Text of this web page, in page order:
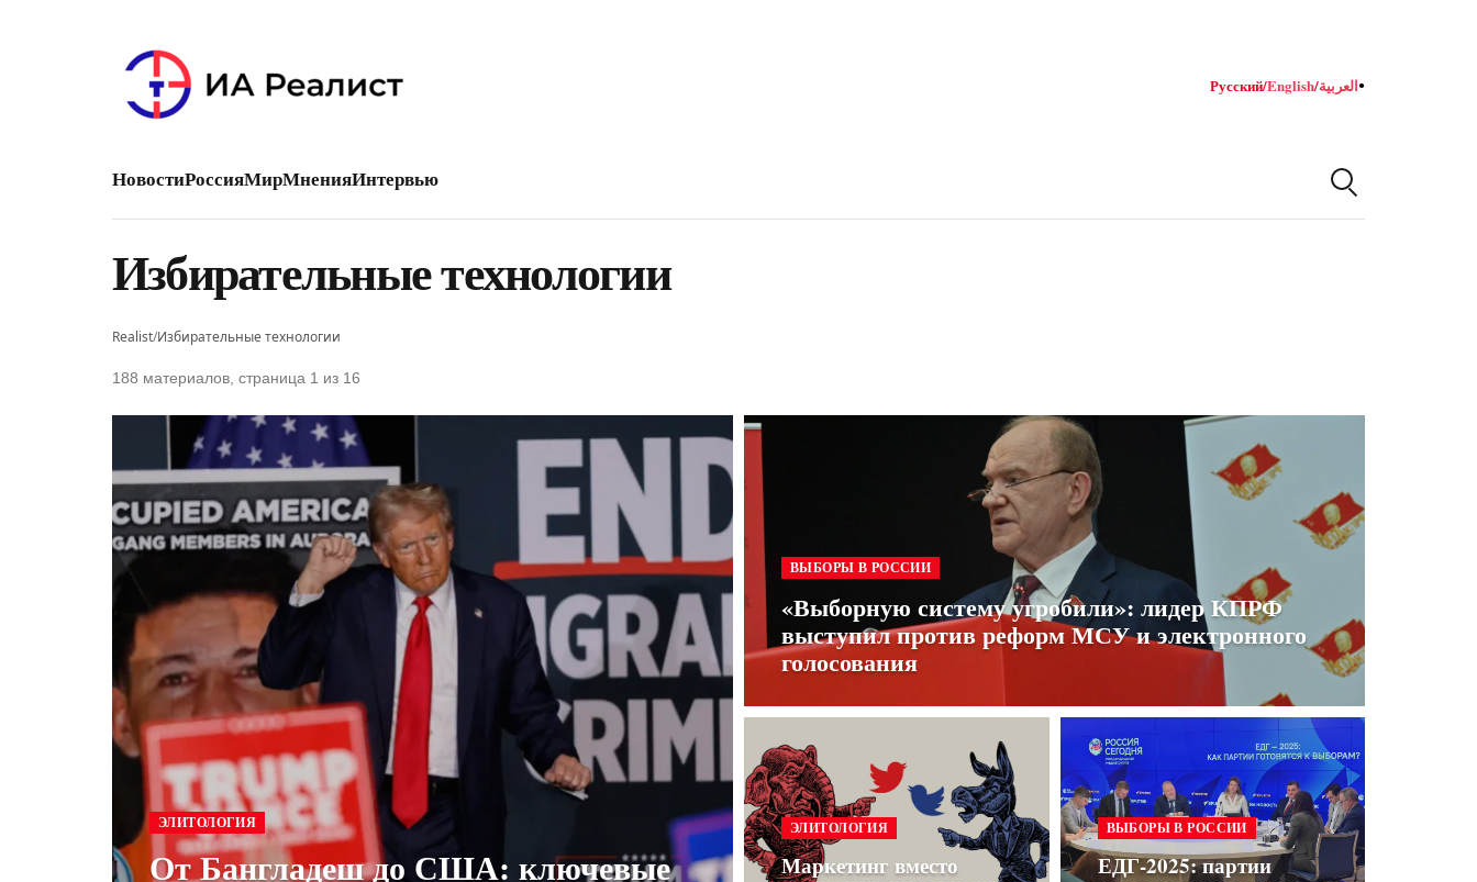
Русский/English/العربية●
НовостиРоссияМирМненияИнтервью
Избирательные технологии
Realist/Избирательные технологии
188 материалов, страница 1 из 16
ЭЛИТОЛОГИЯ
От Бангладеш до США: ключевые
ВЫБОРЫ В РОССИИ
«Выборную систему угробили»: лидер КПРФ
выступил против реформ МСУ и электронного
голосования
ЭЛИТОЛОГИЯ
Маркетинг вместо
ВЫБОРЫ В РОССИИ
ЕДГ-2025: партии